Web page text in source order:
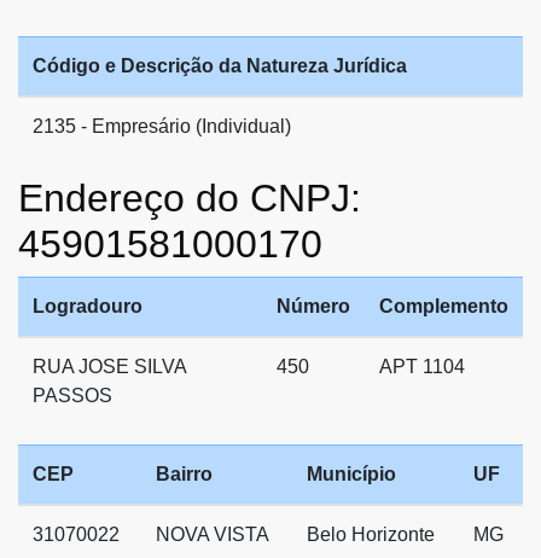
Código e Descrição da Natureza Jurídica
2135 - Empresário (Individual)
Endereço do CNPJ:
45901581000170
Logradouro Número Complemento
RUA JOSE SILVA
PASSOS
450 APT 1104
CEP Bairro Município UF
31070022 NOVA VISTA Belo Horizonte MG